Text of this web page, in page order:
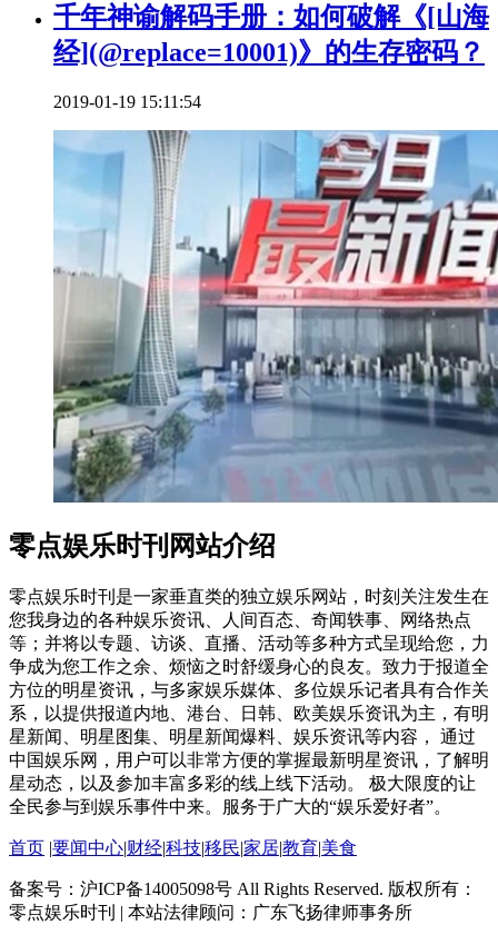
千年神谕解码手册：如何破解《[山海
经](@replace=10001)》的生存密码？
2019-01-19 15:11:54
零点娱乐时刊网站介绍
零点娱乐时刊是一家垂直类的独立娱乐网站，时刻关注发生在
您我身边的各种娱乐资讯、人间百态、奇闻轶事、网络热点
等；并将以专题、访谈、直播、活动等多种方式呈现给您，力
争成为您工作之余、烦恼之时舒缓身心的良友。致力于报道全
方位的明星资讯，与多家娱乐媒体、多位娱乐记者具有合作关
系，以提供报道内地、港台、日韩、欧美娱乐资讯为主，有明
星新闻、明星图集、明星新闻爆料、娱乐资讯等内容， 通过
中国娱乐网，用户可以非常方便的掌握最新明星资讯，了解明
星动态，以及参加丰富多彩的线上线下活动。 极大限度的让
全民参与到娱乐事件中来。服务于广大的“娱乐爱好者”。
首页 |要闻中心|财经|科技|移民|家居|教育|美食
备案号：沪ICP备14005098号 All Rights Reserved. 版权所有：
零点娱乐时刊 | 本站法律顾问：广东飞扬律师事务所